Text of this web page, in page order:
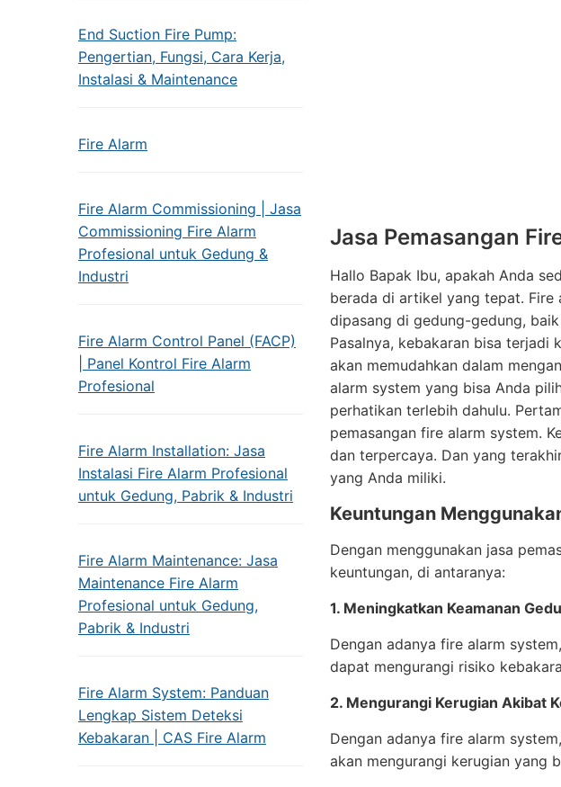
End Suction Fire Pump:
Pengertian, Fungsi, Cara Kerja,
Instalasi & Maintenance
Fire Alarm
Fire Alarm Commissioning | Jasa
Commissioning Fire Alarm
Profesional untuk Gedung &
Industri
Fire Alarm Control Panel (FACP)
| Panel Kontrol Fire Alarm
Profesional
Fire Alarm Installation: Jasa
Instalasi Fire Alarm Profesional
untuk Gedung, Pabrik & Industri
Fire Alarm Maintenance: Jasa
Maintenance Fire Alarm
Profesional untuk Gedung,
Pabrik & Industri
Fire Alarm System: Panduan
Lengkap Sistem Deteksi
Kebakaran | CAS Fire Alarm
Jasa Pemasangan
Hallo Bapak Ibu, apakah Anda
berada di artikel yang tepat. Fire
dipasang di gedung-gedung,
Pasalnya, kebakaran bisa terjadi
akan memudahkan dalam
alarm system yang bisa Anda
perhatikan terlebih dahulu.
pemasangan fire alarm system.
dan terpercaya. Dan yang
yang Anda miliki.
Keuntungan
Dengan menggunakan jasa
keuntungan, di antaranya:
1. Meningkatkan Keamanan
Dengan adanya fire alarm
dapat mengurangi risiko
2. Mengurangi Kerugian Akibat
Dengan adanya fire alarm
akan mengurangi kerugian yang